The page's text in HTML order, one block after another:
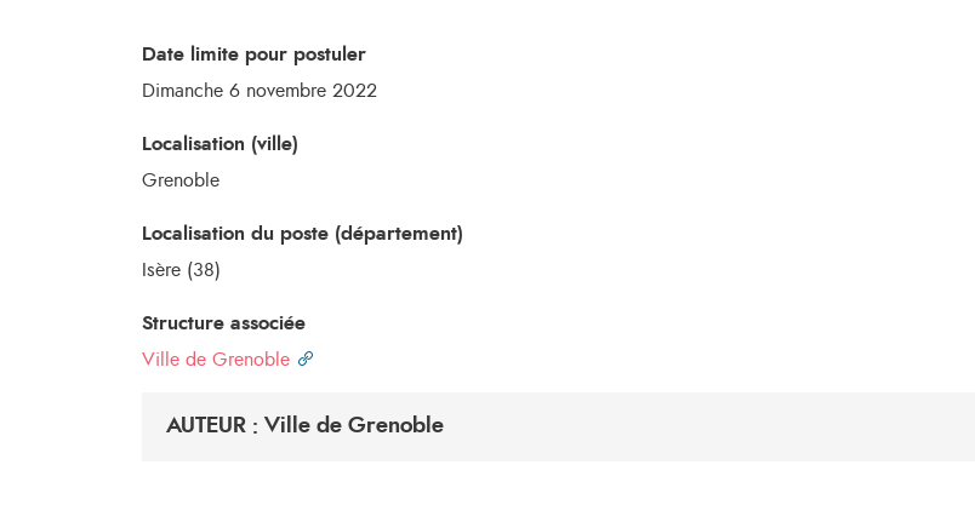
Date limite pour postuler
Dimanche 6 novembre 2022
Localisation (ville)
Grenoble
Localisation du poste (département)
Isère (38)
Structure associée
Ville de Grenoble
AUTEUR : Ville de Grenoble